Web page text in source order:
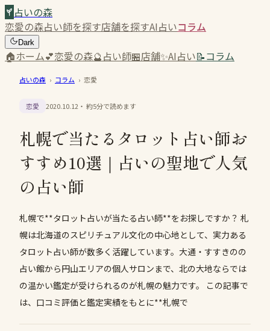
占いの森
恋愛の森占い師を探す店舗を探すAI占いコラム
Dark
🏠ホーム💕恋愛の森🔮占い師🏪店舗✨AI占い📝コラム
占いの森 › コラム › 恋愛
恋愛 2020.10.12 ・ 約5分で読めます
札幌で当たるタロット占い師お
すすめ10選｜占いの聖地で人気
の占い師
札幌で**タロット占いが当たる占い師**をお探しですか？ 札
幌は北海道のスピリチュアル文化の中心地として、実力ある
タロット占い師が数多く活躍しています。大通・すすきのの
占い館から円山エリアの個人サロンまで、北の大地ならでは
の温かい鑑定が受けられるのが札幌の魅力です。 この記事で
は、口コミ評価と鑑定実績をもとに**札幌で